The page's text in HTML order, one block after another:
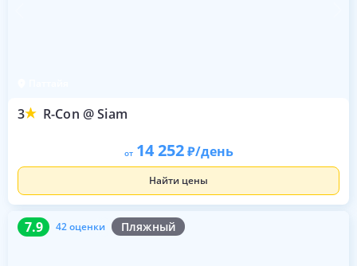
3 R-Con @ Siam
от 14 252 /день
Найти цены
7.9 42 оценки Пляжный
7.9 42 оценки